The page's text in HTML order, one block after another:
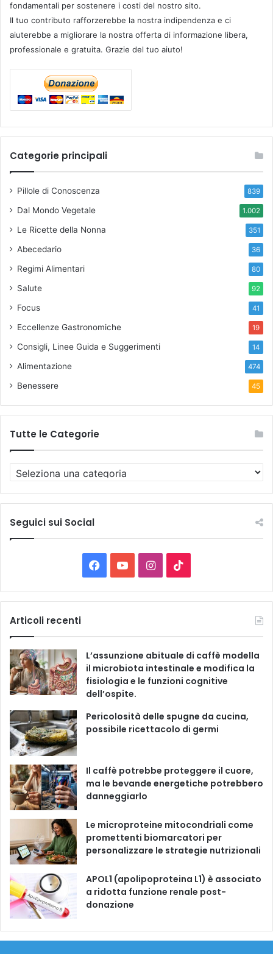
fondamentali per sostenere i costi del nostro sito.
Il tuo contributo rafforzerebbe la nostra indipendenza e ci
aiuterebbe a migliorare la nostra offerta di informazione libera,
professionale e gratuita. Grazie del tuo aiuto!
Categorie principali
Pillole di Conoscenza 839
Dal Mondo Vegetale 1.002
Le Ricette della Nonna 351
Abecedario 36
Regimi Alimentari 80
Salute 92
Focus 41
Eccellenze Gastronomiche 19
Consigli, Linee Guida e Suggerimenti 14
Alimentazione 474
Benessere 45
Tutte le Categorie
u
t
e
o
r
i
e
Seguici sui Social
a
e
b
o
o
k
o
T
u
b
e
I
n
t
a
g
r
a
i
T
o
k
Articoli recenti
L’assunzione abituale di caffè modella
il microbiota intestinale e modifica la
fisiologia e le funzioni cognitive
dell’ospite.
Pericolosità delle spugne da cucina,
possibile ricettacolo di germi
Il caffè potrebbe proteggere il cuore,
ma le bevande energetiche potrebbero
danneggiarlo
Le microproteine ​​mitocondriali come
promettenti biomarcatori per
personalizzare le strategie nutrizionali
APOL1 (apolipoproteina L1) è associato
a ridotta funzione renale post-
donazione